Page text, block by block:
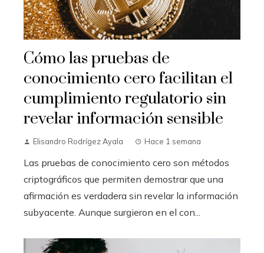
Cómo las pruebas de
conocimiento cero facilitan el
cumplimiento regulatorio sin
revelar información sensible
Elisandro Rodrígez Ayala Hace 1 semana
Las pruebas de conocimiento cero son métodos
criptográficos que permiten demostrar que una
afirmación es verdadera sin revelar la información
subyacente. Aunque surgieron en el con...